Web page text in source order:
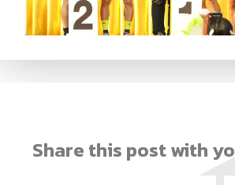
Share this post with